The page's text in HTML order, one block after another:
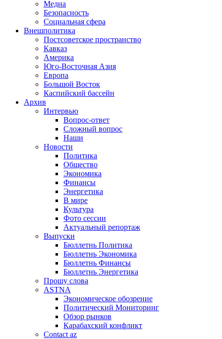
Медиа
Безопасность
Социальная сфера
Внешполитика
Постсоветское пространство
Кавказ
Америка
Юго-Восточная Азия
Европа
Большой Восток
Каспийский бассейн
Архив
Интервью
Вопрос-ответ
Сложный вопрос
Наши
Новости
Политика
Общество
Экономика
Финансы
Энергетика
В мире
Культура
Фото сессии
Актуальный репортаж
Выпуски
Бюллетнь Политика
Бюллетнь Экономика
Бюллетнь Финансы
Бюллетнь Энергетика
Прошу слова
ASTNA
Экономическое обозрение
Политический Мониторинг
Обзор рынков
Карабахский конфликт
Contact az